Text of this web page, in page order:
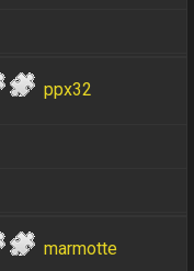
ppx32
marmotte